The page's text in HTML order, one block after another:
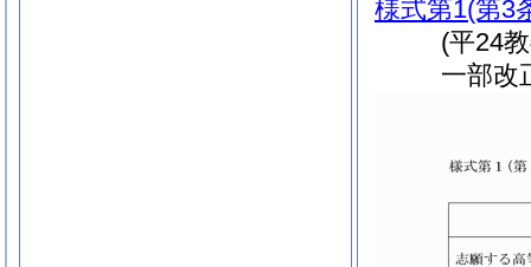
様式第1(第3
(平24
一部改